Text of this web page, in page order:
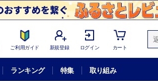
ご利用ガイド 新規登録 ログイン カート
ランキング 特集 取り組み